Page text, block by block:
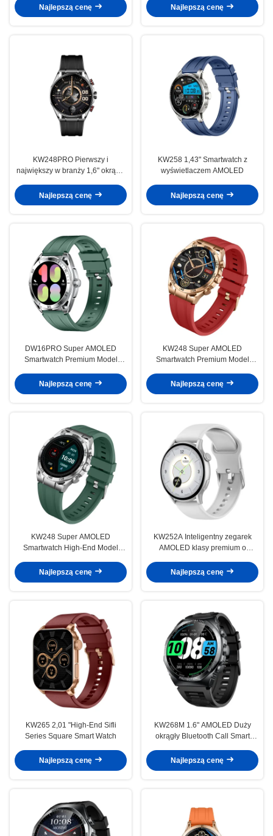
lokalnym przechowywaniem
muzyki
Najlepszą cenę
lokalnym przechowywaniem
muzyki
Najlepszą cenę
KW248PRO Pierwszy i
największy w branży 1,6" okrągły
AMOLED z połączeniem
Bluetooth
Najlepszą cenę
KW258 1,43" Smartwatch z
wyświetlaczem AMOLED
Najlepszą cenę
DW16PRO Super AMOLED
Smartwatch Premium Model
Bluetooth
Najlepszą cenę
KW248 Super AMOLED
Smartwatch Premium Model
Bluetooth i zaawansowanymi
Najlepszą cenę
KW248 Super AMOLED
Smartwatch High-End Model
Bluetooth
Najlepszą cenę
KW252A Inteligentny zegarek
AMOLED klasy premium o
Najlepszą cenę
KW265 2,01 "High-End Sifli
Series Square Smart Watch
Najlepszą cenę
KW268M 1.6" AMOLED Duży
okrągły Bluetooth Call Smart
Najlepszą cenę